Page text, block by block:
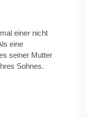
einer nicht
eine
seiner Mutter
Sohnes.